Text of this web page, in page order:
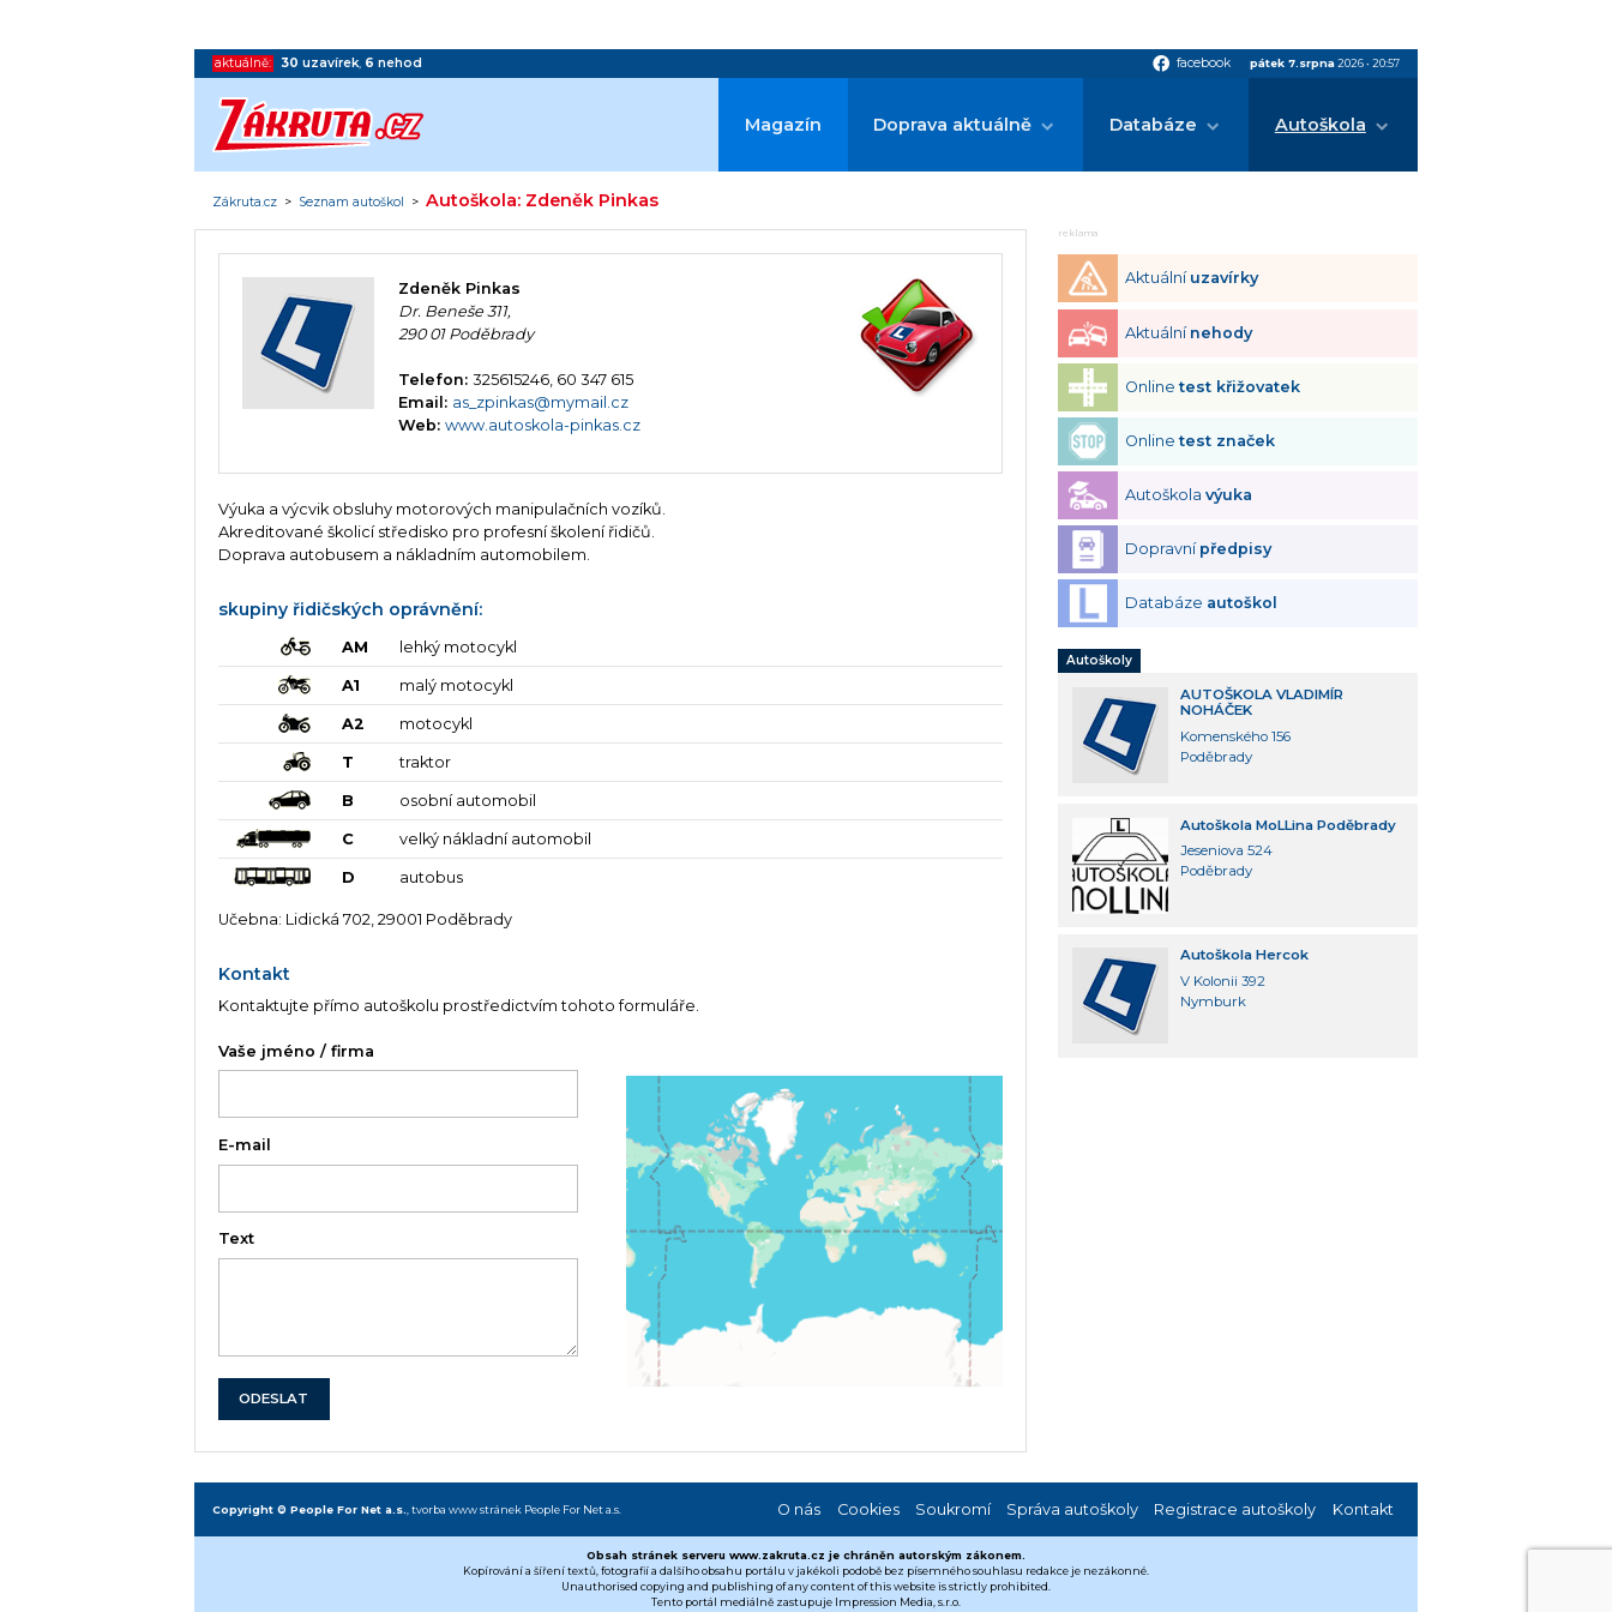
aktuálně: 30 uzavírek, 6 nehod facebook facebook pátek 7.srpna 2026• 20:57
Magazín Doprava aktuálně Databáze Autoškola
Zákruta.cz > Seznam autoškol >Autoškola: Zdeněk Pinkas
Zdeněk Pinkas
Dr. Beneše 311,
290 01 Poděbrady
Telefon:325615246, 60 347 615
Email: as_zpinkas@mymail.cz
Web:www.autoskola-pinkas.cz
Výuka a výcvik obsluhy motorových manipulačních vozíků.
Akreditované školicí středisko pro profesní školení řidičů.
Doprava autobusem a nákladním automobilem.
skupiny řidičských oprávnění:
AM lehký motocykl
A1 malý motocykl
A2 motocykl
T traktor
B osobní automobil
C velký nákladní automobil
D autobus
Učebna: Lidická 702, 29001 Poděbrady
Kontakt
Kontaktujte přímo autoškolu prostředictvím tohoto formuláře.
Vaše jméno / firma
E-mail
Text
ODESLAT
reklama
Aktuální uzavírky
Aktuální nehody
Onlinetest křižovatek
Onlinetest značek
Autoškolavýuka
Dopravní předpisy
Databáze autoškol
Autoškoly
AUTOŠKOLA VLADIMÍR
NOHÁČEK
Komenského 156
Poděbrady
Autoškola MoLLina Poděbrady
Jeseniova 524
Poděbrady
Autoškola Hercok
V Kolonii 392
Nymburk
Copyright © People For Net a.s., tvorba www stránek People For Net a.s. O nás Cookies Soukromí Správa autoškoly Registrace autoškoly Kontakt
Obsah stránek serveru www.zakruta.cz je chráněn autorským zákonem.
Kopírování a šíření textů, fotografií a dalšího obsahu portálu v jakékoli podobě bez písemného souhlasu redakce je nezákonné.
Unauthorised copying and publishing of any content of this website is strictly prohibited.
Tento portál mediálně zastupuje Impression Media, s.r.o.